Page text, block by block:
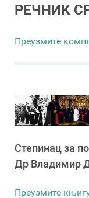
РЕЧНИК
Преузмите
Степинац за
Др Владимир
Преузмите